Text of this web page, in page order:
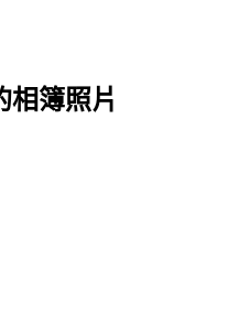
相簿照片